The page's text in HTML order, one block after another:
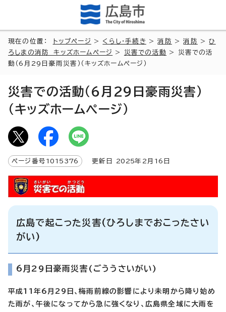
現在の位置： トップページ > くらし・手続き >消防 >消防 >ひ
ろしまの消防 キッズホームページ
> 災害での活動
> 災害での活
動（6月29日豪雨災害）（キッズホームページ）
災害での活動（6月29日豪雨災害）
（キッズホームページ）
ページ番号 1015376 更新日 2025年2月 16 日
広島で起こった災害(ひろしまでおこったさい
がい)
6月29日豪雨災害(ごううさいがい)
平成11年6月29日、梅雨前線の影響により未明から降り始め
た雨が、午後になってから急に強くなり、 広島県全域に 大雨を